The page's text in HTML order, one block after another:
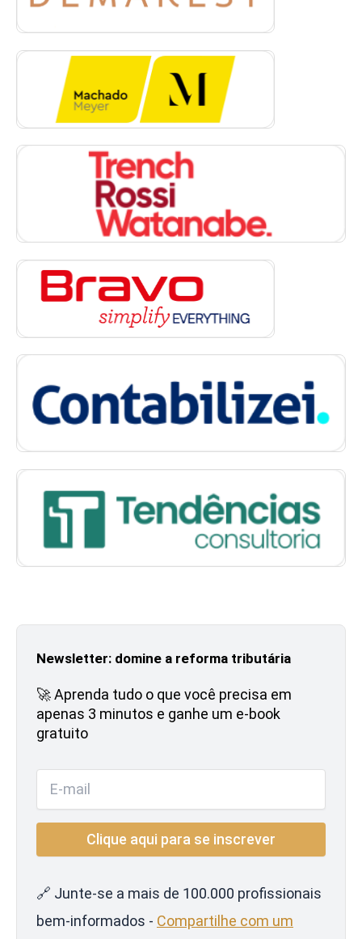
Newsletter: domine a reforma tributária
🚀 Aprenda tudo o que você precisa em
apenas 3 minutos e ganhe um e-book
gratuito
🔗 Junte-se a mais de 100.000 profissionais
bem-informados - Compartilhe com um